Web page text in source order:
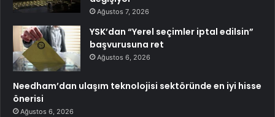
Ağustos 7, 2026
YSK’dan “Yerel seçimler iptal edilsin”
başvurusuna ret
Ağustos 6, 2026
Needham’dan ulaşım teknolojisi sektöründe en iyi hisse
önerisi
Ağustos 6, 2026